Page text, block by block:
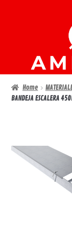
navegación
Home
BANDEJA ESCALERA